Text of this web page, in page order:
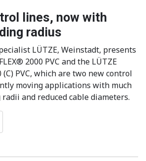
lines, now with
radius
LÜTZE, Weinstadt, presents
2000 PVC and the LÜTZE
(C) PVC, which are two new control
moving applications with much
and reduced cable diameters.